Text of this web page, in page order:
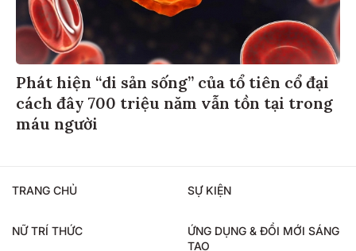
Phát hiện “di sản sống” của tổ tiên cổ đại
cách đây 700 triệu năm vẫn tồn tại trong
máu người
TRANG CHỦ SỰ KIỆN
NỮ TRÍ THỨC
ỨNG DỤNG & ĐỔI MỚI SÁNG
TẠO